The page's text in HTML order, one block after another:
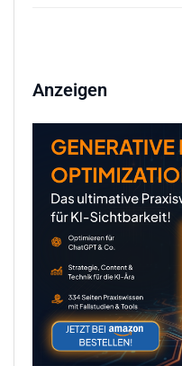
Anzeigen